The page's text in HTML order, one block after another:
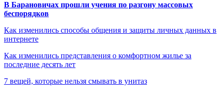
В Барановичах прошли учения по разгону массовых
беспорядков
Как изменились способы общения и защиты личных данных в
интернете
Как изменились представления о комфортном жилье за
последние десять лет
7 вещей, которые нельзя смывать в унитаз